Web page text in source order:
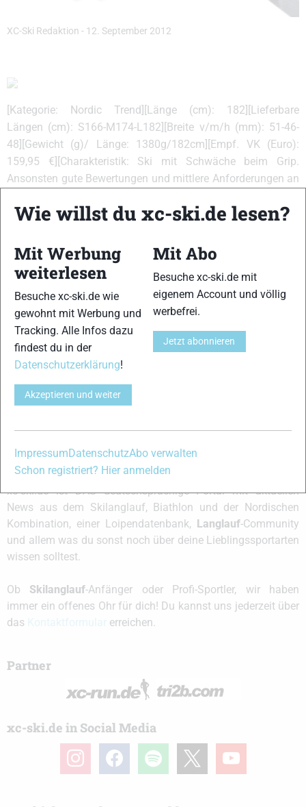
XC-Ski Redaktion - 12. September 2012
[Kategorie: Nordic Trend][Länge (cm): 182][Lieferbare
Längen (cm): S166-M174-L182][Breite v/m/h (mm): 51-46-
48][Gewicht (g)/ Länge: 1380g/182cm][Empf. VK (Euro):
159,95 €][Charakteristik: Ski mit Schwäche beim Grip.
Ansonsten gute Bewertungen und mittlere Anforderungen an
{Abdruckverhalten:7,10,8,9,11,12,13}{Gleitfähigkeit:10,11,12}
Abfahrtsverhalten:10,11,12}
VERWANDTE ARTIKEL
FIRST AR
Snowscape 9
Zurück Weiter
Schreibe einen Kommentar
xc-ski.de ist DAS deutschsprachige Portal mit aktuellen
News aus dem Skilanglauf, Biathlon und der Nordischen
Kombination, einer Loipendatenbank, Langlauf-Community
und allem was du sonst noch über deine Lieblingssportarten
wissen solltest.
Ob Skilanglauf-Anfänger oder Profi-Sportler, wir haben
immer ein offenes Ohr für dich! Du kannst uns jederzeit über
das
erreichen.
Partner
xc-ski.de in Social Media
instagramfacebook spotify youtube
Wie willst du xc-ski.de lesen?
Mit Werbung
weiterlesen
Besuche xc-ski.de wie
gewohnt mit Werbung und
Tracking. Alle Infos dazu
findest du in der
Datenschutzerklärung!
Akzeptieren und weiter
Mit Abo
Besuche xc-ski.de mit
eigenem Account und völlig
werbefrei.
Jetzt abonnieren
ImpressumDatenschutzAbo verwalten
Schon registriert? Hier anmelden